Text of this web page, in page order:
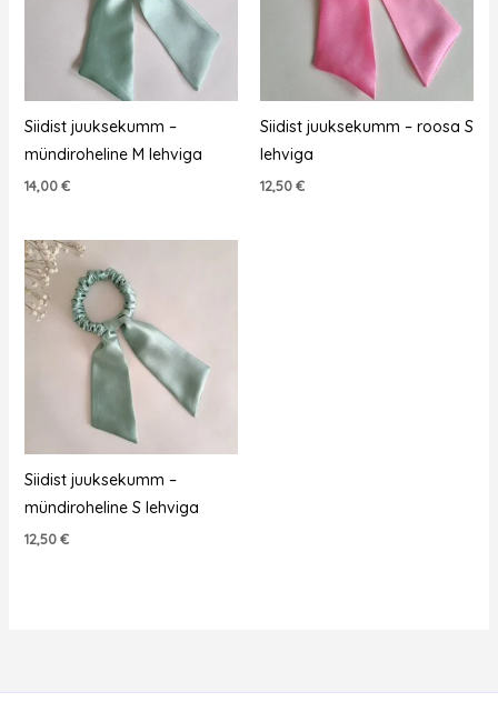
Siidist juuksekumm –
mündiroheline M lehviga
14,00€
Siidist juuksekumm – roosa S
lehviga
12,50€
Siidist juuksekumm –
mündiroheline S lehviga
12,50€